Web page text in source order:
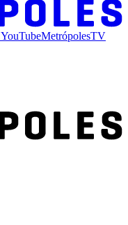
YouTubeMetrópolesTV